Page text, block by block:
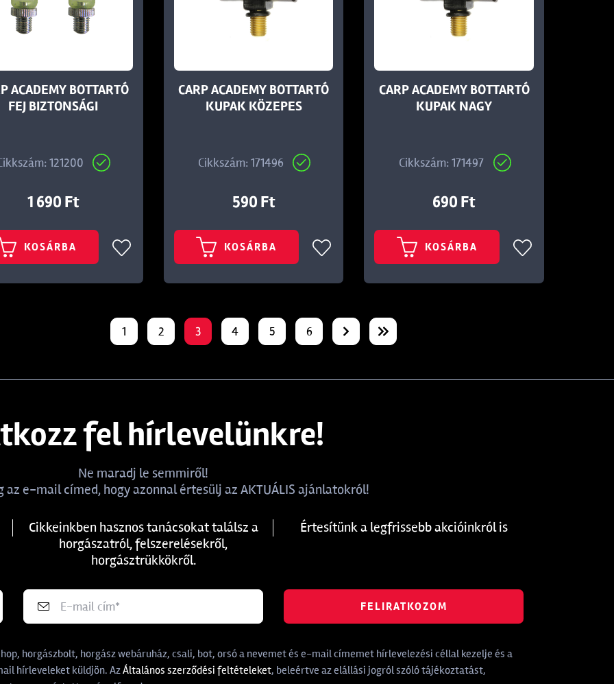
ACADEMY BOTTARTÓ
FEJ BIZTONSÁGI
121200
1 690 Ft
KOSÁRBA
CARP ACADEMY BOTTARTÓ
KUPAK KÖZEPES
Cikkszám: 171496
590 Ft
KOSÁRBA
CARP ACADEMY BOTTARTÓ
KUPAK NAGY
Cikkszám: 171497
690 Ft
KOSÁRBA
1 2 3 4 5 6
fel hírlevelünkre!
Ne maradj le semmiről!
az e-mail címed, hogy azonnal értesülj az AKTUÁLIS ajánlatokról!
Cikkeinkben hasznos tanácsokat találsz a
horgászatról, felszerelésekről,
horgásztrükkökről.
Értesítünk a legfrissebb akcióinkról is
FELIRATKOZOM
horgászbolt, horgász webáruház, csali, bot, orsó a nevemet és e-mail címemet hírlevelezési céllal kezelje és a
hírleveleket küldjön. AzÁltalános szerződési feltételeket, beleértve az elállási jogról szóló tájékoztatást,